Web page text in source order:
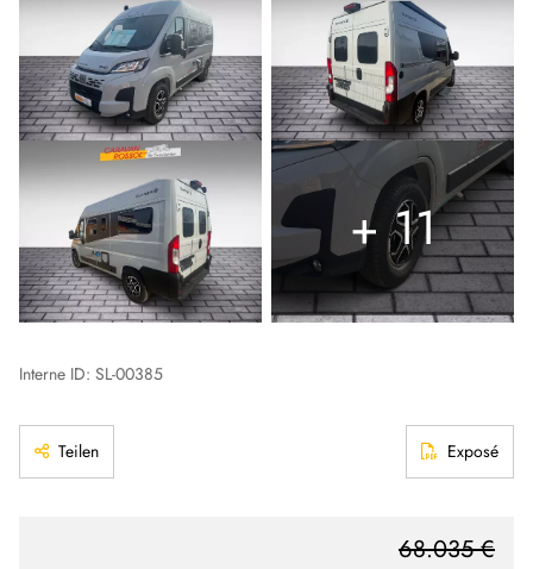
+ 11
Interne ID: SL-00385
Teilen Exposé
68.035 €